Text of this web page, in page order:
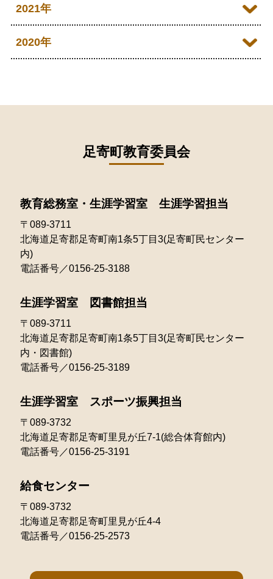
2026年02月
2026年01月
2025年08月
2025年07月
2025年03月
2025年01月
2024年08月
2024年06月
2024年04月
2024年01月
2023年10月
2023年03月
2023年02月
2023年01月
2022年12月
2022年10月
2022年07月
2022年05月
2022年04月
2022年01月
2021年
2021年12月
2021年08月
2021年06月
2021年05月
2020年
2020年06月
2020年04月
足寄町教育委員会
教育総務室・生涯学習室 生涯学習担当
〒089-3711
北海道足寄郡足寄町南1条5丁目3(足寄町民センター
内)
電話番号／0156-25-3188
生涯学習室 図書館担当
〒089-3711
北海道足寄郡足寄町南1条5丁目3(足寄町民センター
内・図書館)
電話番号／0156-25-3189
生涯学習室 スポーツ振興担当
〒089-3732
北海道足寄郡足寄町里見が丘7-1(総合体育館内)
電話番号／0156-25-3191
給食センター
〒089-3732
北海道足寄郡足寄町里見が丘4-4
電話番号／0156-25-2573